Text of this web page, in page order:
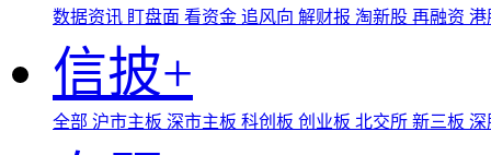
数据资讯 盯盘面 看资金 追风向 解财报 淘新股 再融资
信披+
全部 沪市主板 深市主板 科创板 创业板 北交所 新三板